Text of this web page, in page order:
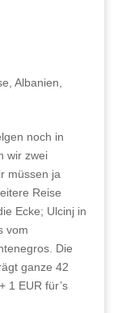
Albanien
noch in
wir zwei
müssen ja
Reise
Ecke; Ulcinj in
vom
Die
ganze 42
1 EUR für’s